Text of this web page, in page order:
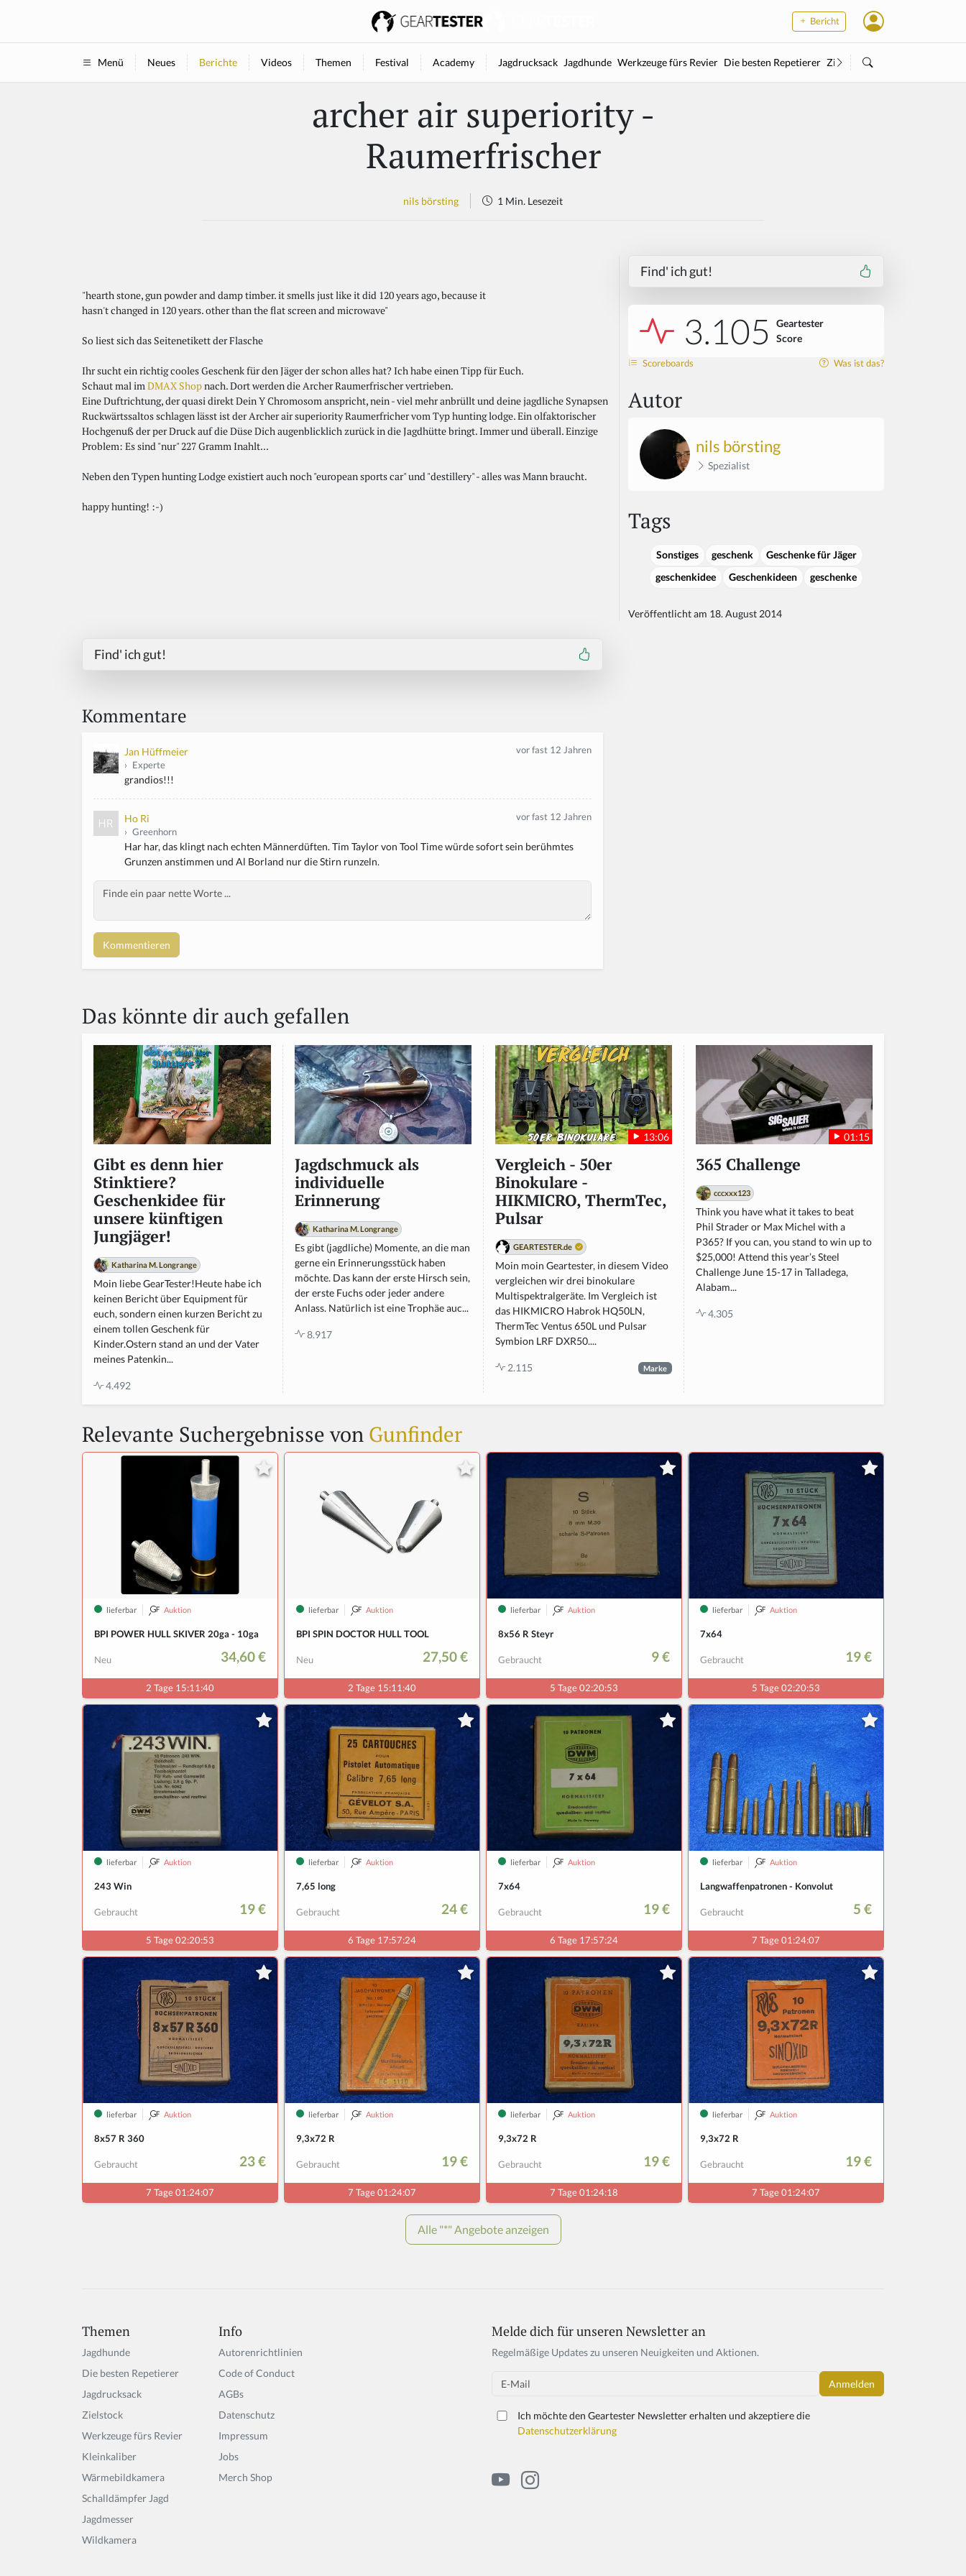
Bericht
Menü Neues Berichte Videos Themen Festival Academy Jagdrucksack Jagdhunde Werkzeuge fürs Revier Die besten Repetierer Zielstock
archer air superiority -
Raumerfrischer
nils börsting 1 Min. Lesezeit
"hearth stone, gun powder and damp timber. it smells just like it did 120 years ago, because it
hasn't changed in 120 years. other than the flat screen and microwave"
So liest sich das Seitenetikett der Flasche
Ihr sucht ein richtig cooles Geschenk für den Jäger der schon alles hat? Ich habe einen Tipp für Euch.
Schaut mal im DMAX Shopnach. Dort werden die Archer Raumerfrischer vertrieben.
Eine Duftrichtung, der quasi direkt Dein Y Chromosom anspricht, nein - viel mehr anbrüllt und deine jagdliche Synapsen
Ruckwärtssaltos schlagen lässt ist der Archer air superiority Raumerfricher vom Typ hunting lodge. Ein olfaktorischer
Hochgenuß der per Druck auf die Düse Dich augenblicklich zurück in die Jagdhütte bringt. Immer und überall. Einzige
Problem: Es sind "nur" 227 Gramm Inahlt...
Neben den Typen hunting Lodge existiert auch noch "european sports car" und "destillery" - alles was Mann braucht.
happy hunting! :-)
Find' ich gut!
3.105
Geartester
Score
Scoreboards Was ist das?
Autor
nils börsting
Spezialist
Tags
Sonstiges geschenk
Geschenke für Jäger
geschenkidee
Geschenkideen geschenke
Veröffentlicht am 18. August 2014
Find' ich gut!
Kommentare
Jan Hüffmeier
› Experte
vor fast 12 Jahren
grandios!!!
Ho Ri
› Greenhorn
vor fast 12 Jahren
Har har, das klingt nach echten Männerdüften. Tim Taylor von Tool Time würde sofort sein berühmtes
Grunzen anstimmen und Al Borland nur die Stirn runzeln.
o
u
h
u
ig
n
o
r
e
t
hi
s
fi
el
d
Body
Das könnte dir auch gefallen
Gibt es denn hier
Stinktiere?
Geschenkidee für
unsere künftigen
Jungjäger!
Katharina M. Longrange
Moin liebe GearTester!Heute habe ich
keinen Bericht über Equipment für
euch, sondern einen kurzen Bericht zu
einem tollen Geschenk für
Kinder.Ostern stand an und der Vater
meines Patenkin...
4.492
Jagdschmuck als
individuelle
Erinnerung
Katharina M. Longrange
Es gibt (jagdliche) Momente, an die man
gerne ein Erinnerungsstück haben
möchte. Das kann der erste Hirsch sein,
der erste Fuchs oder jeder andere
Anlass. Natürlich ist eine Trophäe auc...
8.917
13:06
Vergleich - 50er
Binokulare -
HIKMICRO, ThermTec,
Pulsar
GEARTESTER.de
Moin moin Geartester, in diesem Video
vergleichen wir drei binokulare
Multispektralgeräte. Im Vergleich ist
das HIKMICRO Habrok HQ50LN,
ThermTec Ventus 650L und Pulsar
Symbion LRF DXR50....
2.115 Marke
01:15
365 Challenge
cccxxx123
Think you have what it takes to beat
Phil Strader or Max Michel with a
P365? If you can, you stand to win up to
$25,000! Attend this year’s Steel
Challenge June 15-17 in Talladega,
Alabam...
4.305
Relevante Suchergebnisse von Gunfinder
Themen
Jagdhunde
Die besten Repetierer
Jagdrucksack
Zielstock
Werkzeuge fürs Revier
Kleinkaliber
Wärmebildkamera
Schalldämpfer Jagd
Jagdmesser
Wildkamera
Info
Autorenrichtlinien
Code of Conduct
AGBs
Datenschutz
Impressum
Jobs
Merch Shop
Melde dich für unseren Newsletter an
Regelmäßige Updates zu unseren Neuigkeiten und Aktionen.
Email
Ich möchte den Geartester Newsletter erhalten und akzeptiere die
Datenschutzerklärung